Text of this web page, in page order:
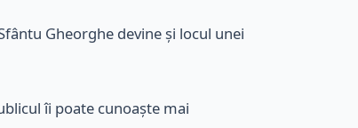
Gheorghe devine și locul unei
îi poate cunoaște mai